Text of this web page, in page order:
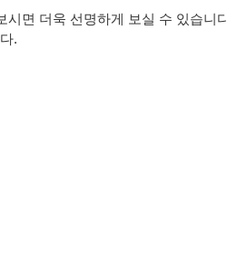
시면 더욱 선명하게 보실 수 있습니
.